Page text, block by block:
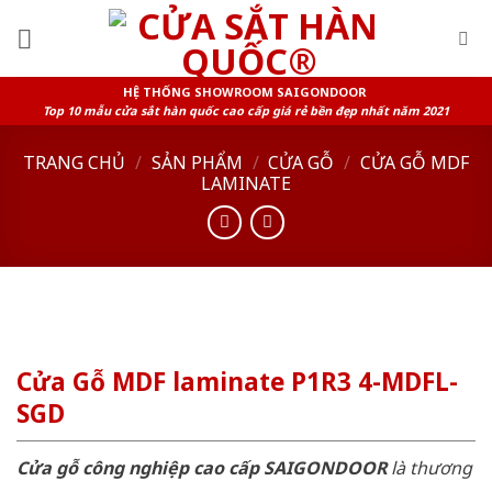
HỆ THỐNG SHOWROOM SAIGONDOOR
Top 10 mẫu cửa sắt hàn quốc cao cấp giá rẻ bền đẹp nhất năm 2021
TRANG CHỦ / SẢN PHẨM / CỬA GỖ / CỬA GỖ MDF
LAMINATE
Cửa Gỗ MDF laminate P1R3 4-MDFL-
SGD
Cửa gỗ công nghiệp cao cấp SAIGONDOORlà thương